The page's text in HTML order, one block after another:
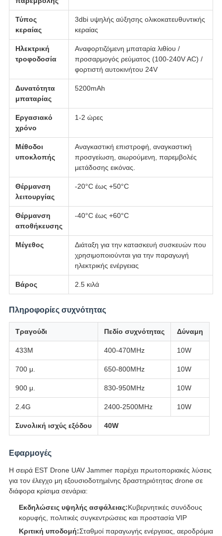
Τύπος
κεραίας
3dbi υψηλής αύξησης ολικοκατευθυντικής
κεραίας
Ηλεκτρική
τροφοδοσία
Αναφορτιζόμενη μπαταρία λιθίου /
προσαρμογός ρεύματος (100-240V AC) /
φορτιστή αυτοκινήτου 24V
Δυνατότητα
μπαταρίας
5200mAh
Εργασιακό
χρόνο
1-2 ώρες
Μέθοδοι
υποκλοπής
Αναγκαστική επιστροφή, αναγκαστική
προσγείωση, αιωρούμενη, παρεμβολές
μετάδοσης εικόνας.
Θέρμανση
λειτουργίας
-20°C έως +50°C
Θέρμανση
αποθήκευσης
-40°C έως +60°C
Μέγεθος
Διάταξη για την κατασκευή συσκευών που
χρησιμοποιούνται για την παραγωγή
ηλεκτρικής ενέργειας
Βάρος 2.5 κιλά
Πληροφορίες συχνότητας
Τραγούδι Πεδίο συχνότητας Δύναμη
433M 400-470MHz 10W
700 μ. 650-800MHz 10W
900 μ. 830-950MHz 10W
2.4G 2400-2500MHz 10W
Συνολική ισχύς εξόδου 40W
Εφαρμογές
Η σειρά EST Drone UAV Jammer παρέχει πρωτοποριακές λύσεις
για τον έλεγχο μη εξουσιοδοτημένης δραστηριότητας drone σε
διάφορα κρίσιμα σενάρια:
Εκδηλώσεις υψηλής ασφάλειας:Κυβερνητικές συνόδους
κορυφής, πολιτικές συγκεντρώσεις και προστασία VIP
Κριτική υποδομή:Σταθμοί παραγωγής ενέργειας, αεροδρόμια